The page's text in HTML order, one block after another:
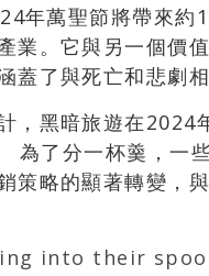
年萬聖節將帶來
業。它與另一個
蓋了與死亡和悲劇
，黑暗旅遊在
為了分一杯羹，一
策略的顯著轉變，
into their